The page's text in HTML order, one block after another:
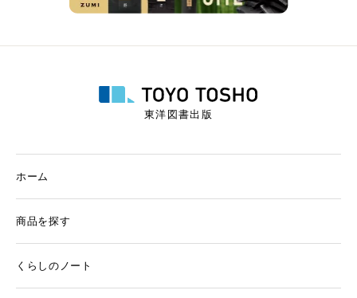
東洋図書出版
ホーム
商品を探す
くらしのノート